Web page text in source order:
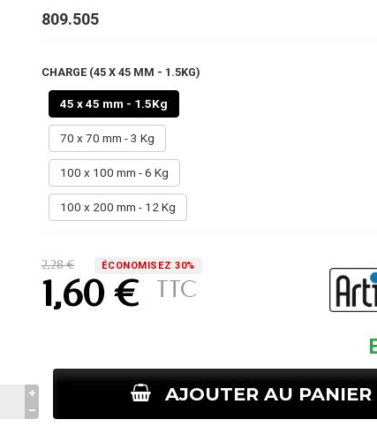
809.505
CHARGE (45 X 45 MM - 1.5KG)
45 x 45 mm - 1.5Kg
70 x 70 mm - 3 Kg
100 x 100 mm - 6 Kg
100 x 200 mm - 12 Kg
2,28 € ÉCONOMISEZ 30%
1,60 € TTC
AJOUTER AU PANIER